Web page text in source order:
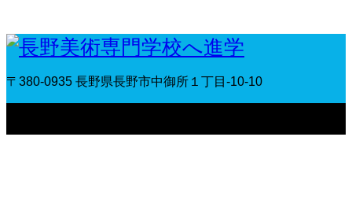
〒380-0935 長野県長野市中御所１丁目-10-10